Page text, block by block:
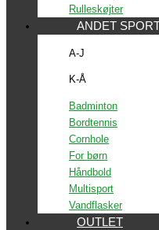
Rulleskøjter
ANDET
A-J
K-Å
Badminton
Bordtennis
Cornhole
For børn
Håndbold
Multisport
Vandflasker
OUTLET